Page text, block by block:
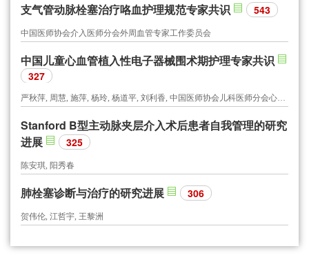
支气管动脉栓塞治疗咯血护理规范专家共识 543
中国医师协会介入医师分会外周血管专家工作委员会
中国儿童心血管植入性电子器械围术期护理专家共识
327
严秋萍, 周慧, 施萍, 杨玲, 杨道平, 刘利香, 中国医师协会儿科医师分会心血管专委会护理学组
Stanford B型主动脉夹层介入术后患者自我管理的研究
进展
325
陈安琪, 阳秀春
肺栓塞诊断与治疗的研究进展 306
贺伟伦, 江哲宇, 王黎洲